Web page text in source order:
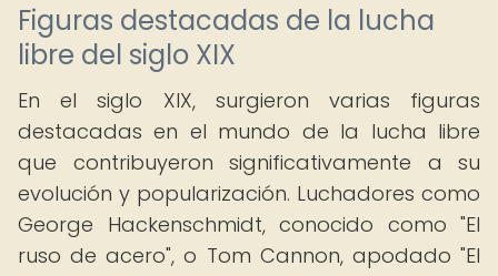
Figuras destacadas de la lucha
libre del siglo XIX
En el siglo XIX, surgieron varias figuras
destacadas en el mundo de la lucha libre
que contribuyeron significativamente a su
evolución y popularización. Luchadores como
George Hackenschmidt, conocido como "El
ruso de acero", o Tom Cannon, apodado "El